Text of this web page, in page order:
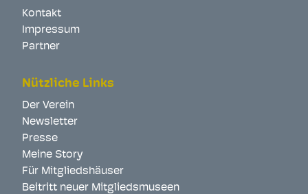
Kontakt
Impressum
Partner
Nützliche Links
Der Verein
Newsletter
Presse
Meine Story
Für Mitgliedshäuser
Beitritt neuer Mitgliedsmuseen